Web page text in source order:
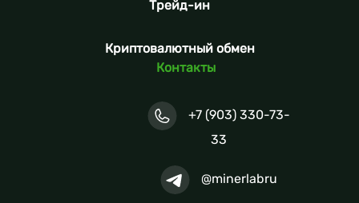
Трейд-ин
Криптовалютный обмен
Контакты
+7 (903) 330-73-
33
@minerlabru